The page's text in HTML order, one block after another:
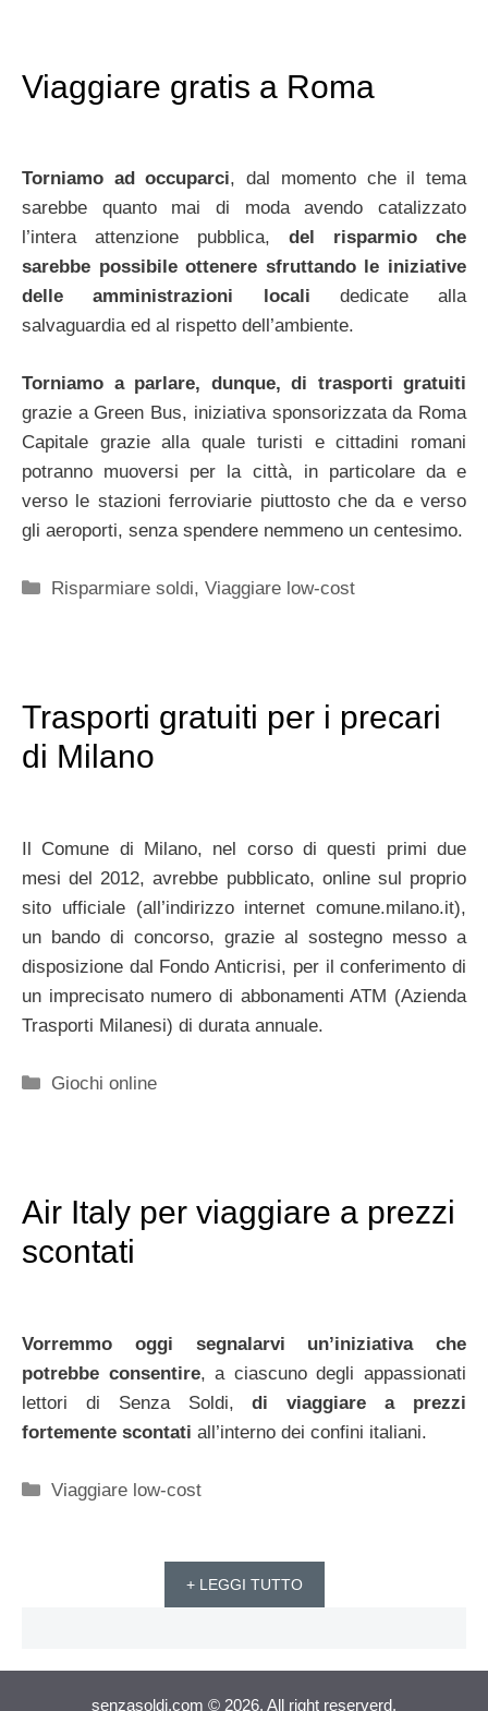
Viaggiare gratis a Roma
Torniamo ad occuparci, dal momento che il tema
sarebbe quanto mai di moda avendo catalizzato
l’intera attenzione pubblica, del risparmio che
sarebbe possibile ottenere sfruttando le iniziative
delle amministrazioni locali dedicate alla
salvaguardia ed al rispetto dell’ambiente.
Torniamo a parlare, dunque, di trasporti gratuiti
grazie a Green Bus, iniziativa sponsorizzata da Roma
Capitale grazie alla quale turisti e cittadini romani
potranno muoversi per la città, in particolare da e
verso le stazioni ferroviarie piuttosto che da e verso
gli aeroporti, senza spendere nemmeno un centesimo.
Categorie
Risparmiare soldi,Viaggiare low-cost
Trasporti gratuiti per i precari
di Milano
Il Comune di Milano, nel corso di questi primi due
mesi del 2012, avrebbe pubblicato, online sul proprio
sito ufficiale (all’indirizzo internet comune.milano.it),
un bando di concorso, grazie al sostegno messo a
disposizione dal Fondo Anticrisi, per il conferimento di
un imprecisato numero di abbonamenti ATM (Azienda
Trasporti Milanesi) di durata annuale.
Categorie
Giochi online
Air Italy per viaggiare a prezzi
scontati
Vorremmo oggi segnalarvi un’iniziativa che
potrebbe consentire, a ciascuno degli appassionati
lettori di Senza Soldi,di viaggiare a prezzi
fortemente scontati all’interno dei confini italiani.
Categorie
Viaggiare low-cost
+ LEGGI TUTTO
senzasoldi.com © 2026. All right reserverd.